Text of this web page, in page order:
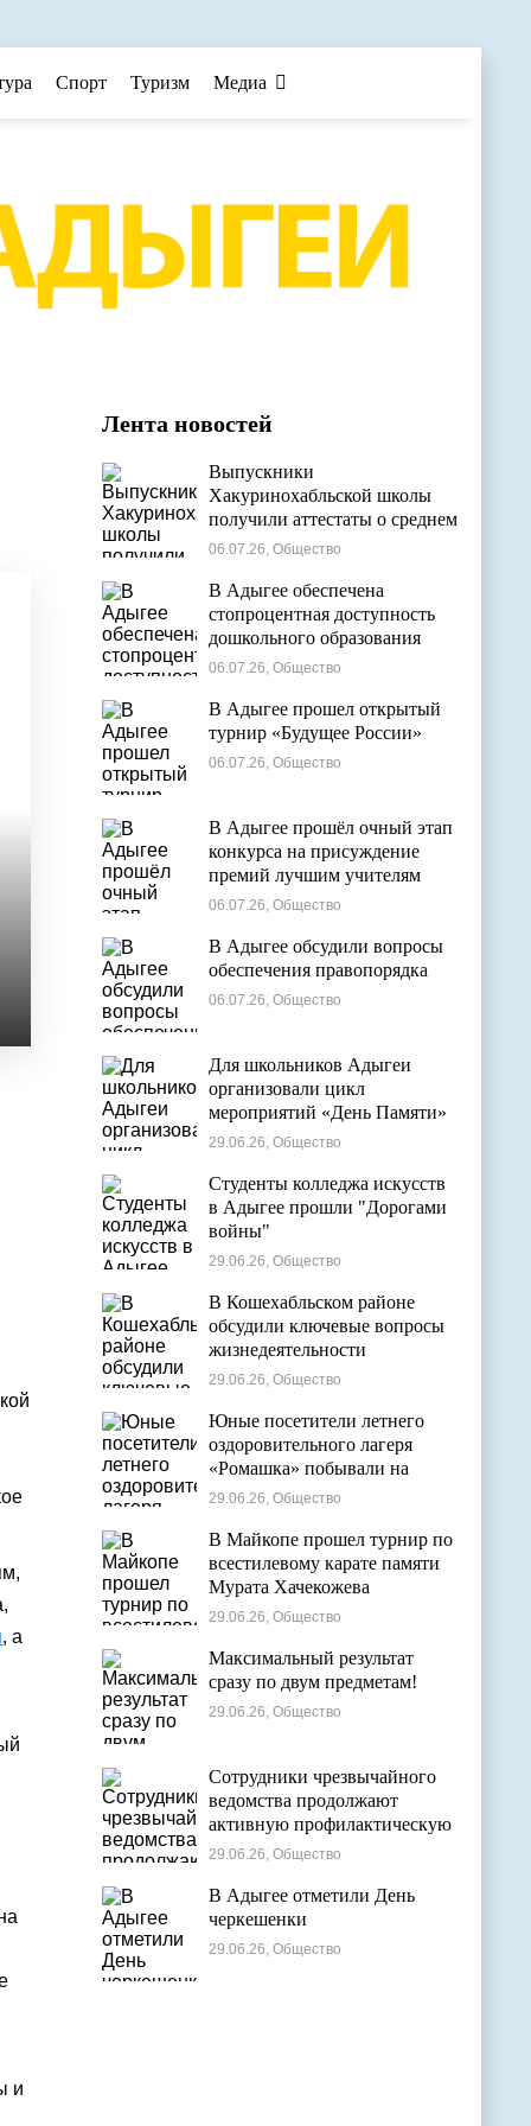
Спорт Туризм Медиа
, а
и
Лента новостей
Выпускники
Хакуринохабльской школы
получили аттестаты о среднем
общем образовании
06.07.26, Общество
В Адыгее обеспечена
стопроцентная доступность
дошкольного образования
06.07.26, Общество
В Адыгее прошел открытый
турнир «Будущее России»
06.07.26, Общество
В Адыгее прошёл очный этап
конкурса на присуждение
премий лучшим учителям
06.07.26, Общество
В Адыгее обсудили вопросы
обеспечения правопорядка
06.07.26, Общество
Для школьников Адыгеи
организовали цикл
мероприятий «День Памяти»
29.06.26, Общество
Студенты колледжа искусств
в Адыгее прошли "Дорогами
войны"
29.06.26, Общество
В Кошехабльском районе
обсудили ключевые вопросы
жизнедеятельности
муниципалитета
29.06.26, Общество
Юные посетители летнего
оздоровительного лагеря
«Ромашка» побывали на
экскурсии в Дондуковском
29.06.26, Общество
В Майкопе прошел турнир по
всестилевому карате памяти
Мурата Хачекожева
29.06.26, Общество
Максимальный результат
сразу по двум предметам!
29.06.26, Общество
Сотрудники чрезвычайного
ведомства продолжают
активную профилактическую
деятельность в детских
29.06.26, Общество
В Адыгее отметили День
черкешенки
29.06.26, Общество